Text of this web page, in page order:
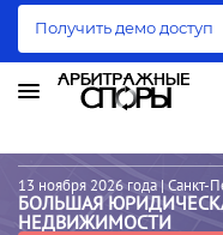
Получить демо доступ
13 ноября 2026 года | Санкт-
БОЛЬШАЯ
НЕДВИЖИМОСТИ